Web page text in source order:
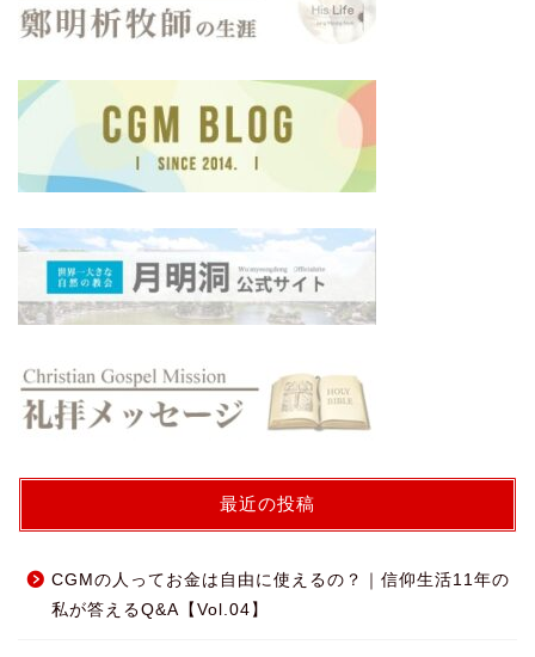
最近の投稿
CGMの人ってお金は自由に使えるの？｜信仰生活11年の
私が答えるQ&A【Vol.04】